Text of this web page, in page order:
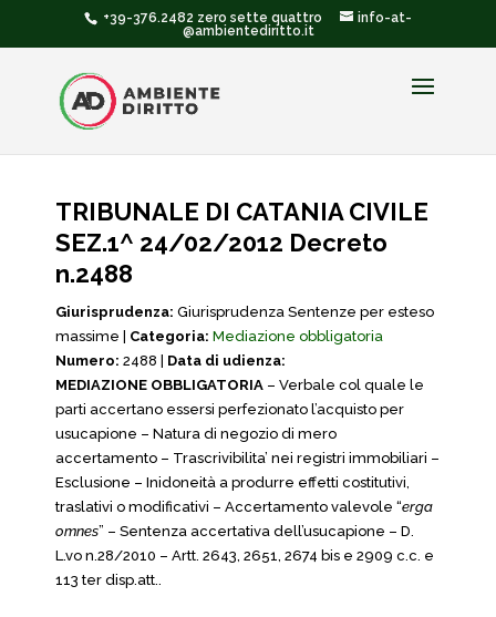
+39-376.2482 zero sette quattro
info-at-
@ambientediritto.it
TRIBUNALE DI CATANIA CIVILE
SEZ.1^ 24/02/2012 Decreto
n.2488
Giurisprudenza: Giurisprudenza Sentenze per esteso
massime | Categoria: Mediazione obbligatoria
Numero: 2488 | Data di udienza:
MEDIAZIONE OBBLIGATORIA – Verbale col quale le
parti accertano essersi perfezionato l’acquisto per
usucapione – Natura di negozio di mero
accertamento – Trascrivibilita’ nei registri immobiliari –
Esclusione – Inidoneità a produrre effetti costitutivi,
traslativi o modificativi – Accertamento valevole “erga
omnes” – Sentenza accertativa dell’usucapione – D.
L.vo n.28/2010 – Artt. 2643, 2651, 2674 bis e 2909 c.c. e
113 ter disp.att..